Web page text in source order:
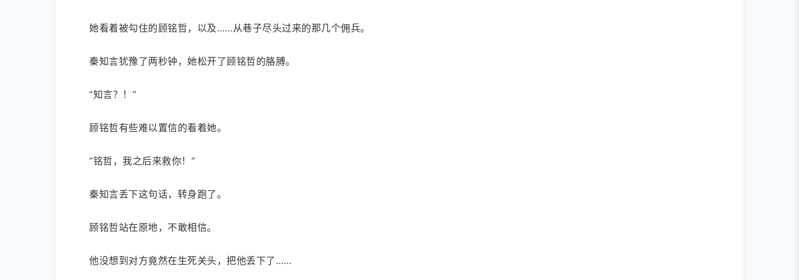
她看着被勾住的顾铭哲，以及……从巷子尽头过来的那几个佣兵。
秦知言犹豫了两秒钟，她松开了顾铭哲的胳膊。
“知言？！”
顾铭哲有些难以置信的看着她。
“铭哲，我之后来救你！”
秦知言丢下这句话，转身跑了。
顾铭哲站在原地，不敢相信。
他没想到对方竟然在生死关头，把他丢下了……